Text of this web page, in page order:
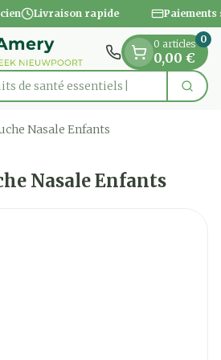
Livraison rapide Paiements
de santé essentiels
0 articles
0,00 €
0
Nasale Enfants
Nasale Enfants